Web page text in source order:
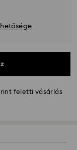
feletti vásárlás